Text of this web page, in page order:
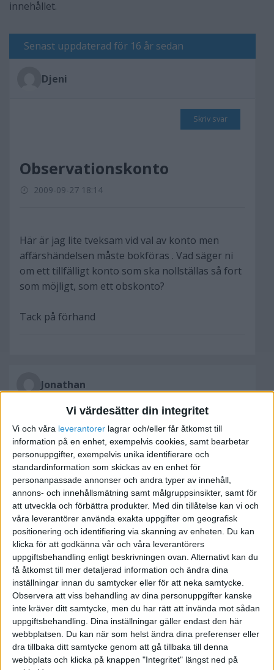
Vi värdesätter din integritet
Vi och våra leverantorer lagrar och/eller får åtkomst till
information på en enhet, exempelvis cookies, samt bearbetar
personuppgifter, exempelvis unika identifierare och
standardinformation som skickas av en enhet för
personanpassade annonser och andra typer av innehåll,
annons- och innehållsmätning samt målgruppsinsikter, samt för
att utveckla och förbättra produkter. Med din tillåtelse kan vi och
våra leverantörer använda exakta uppgifter om geografisk
positionering och identifiering via skanning av enheten. Du kan
klicka för att godkänna vår och våra leverantörers
uppgiftsbehandling enligt beskrivningen ovan. Alternativt kan du
få åtkomst till mer detaljerad information och ändra dina
inställningar innan du samtycker eller för att neka samtycke.
Observera att viss behandling av dina personuppgifter kanske
inte kräver ditt samtycke, men du har rätt att invända mot sådan
uppgiftsbehandling. Dina inställningar gäller endast den här
webbplatsen. Du kan när som helst ändra dina preferenser eller
dra tillbaka ditt samtycke genom att gå tillbaka till denna
webbplats och klicka på knappen "Integritet" längst ned på
innehållet.
Senast uppdaterad för 16 år sedan
Djeni
Skriv svar
Observationskonto
2009-09-27 18:14
Här är jag lite tveksam vid val av konto men
affärshändelsen måste bokföras . Vad säger ni
om ett tillfälligt konto som ska nollställas så fort
som möjligt, som ett obskonto?
Tack på förhand
Jonathan
Va?
[quote author=Djeni
link=topic=5838.msg28253#msg28253
date=1254082483]
Vad säger ni om ett tillfälligt konto som ska
nollställas så fort som möjligt, som ett obskonto?
[/quote]
Ja.
Med vänliga hälsningar,
Jonathan